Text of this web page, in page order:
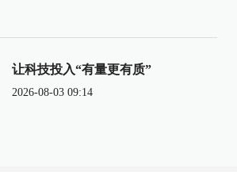
让科技投入“有量更有质”
2026-08-03 09:14